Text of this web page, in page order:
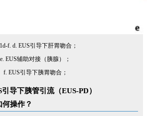
f. d. EUS引导下肝胃吻合；
e. EUS辅助对接（胰腺）；
f. EUS引导下胰胃吻合；
引导下胰管引流（EUS-PD）
何操作？